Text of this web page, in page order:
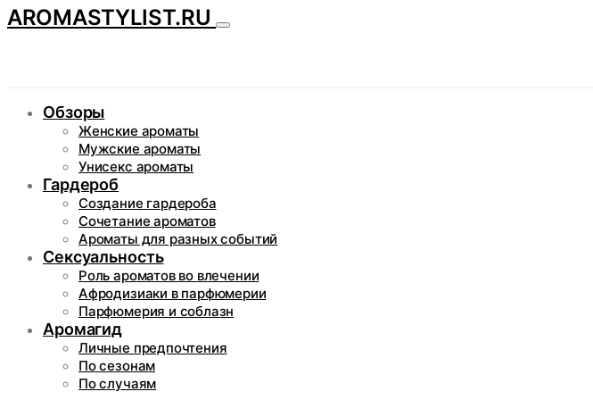
AROMASTYLIST.RU
Обзоры
Женские ароматы
Мужские ароматы
Унисекс ароматы
Гардероб
Создание гардероба
Сочетание ароматов
Ароматы для разных событий
Сексуальность
Роль ароматов во влечении
Афродизиаки в парфюмерии
Парфюмерия и соблазн
Аромагид
Личные предпочтения
По сезонам
По случаям